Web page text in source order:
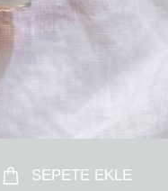
SEPETE EKLE